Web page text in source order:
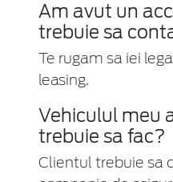
Am avut un
trebuie sa
Te rugam sa iei
leasing.
Vehiculul meu
trebuie sa fac?
Clientul trebuie sa